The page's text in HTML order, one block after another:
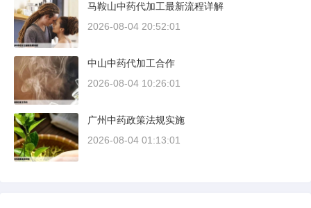
马鞍山中药代加工最新流程详解
2026-08-04 20:52:01
中山中药代加工合作
2026-08-04 10:26:01
广州中药政策法规实施
2026-08-04 01:13:01